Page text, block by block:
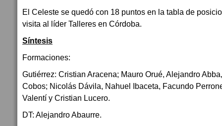
El Celeste se quedó con 18 puntos en la tabla de
visita al líder Talleres en Córdoba.
Síntesis
Formaciones:
Gutiérrez: Cristian Aracena; Mauro Orué, Alejandro
Cobos; Nicolás Dávila, Nahuel Ibaceta, Facundo
Valentí y Cristian Lucero.
DT: Alejandro Abaurre.